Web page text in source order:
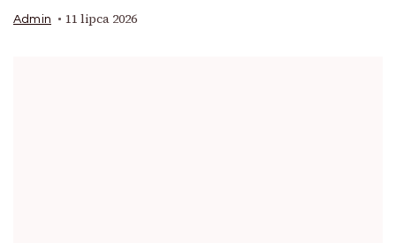
Admin 11 lipca 2026